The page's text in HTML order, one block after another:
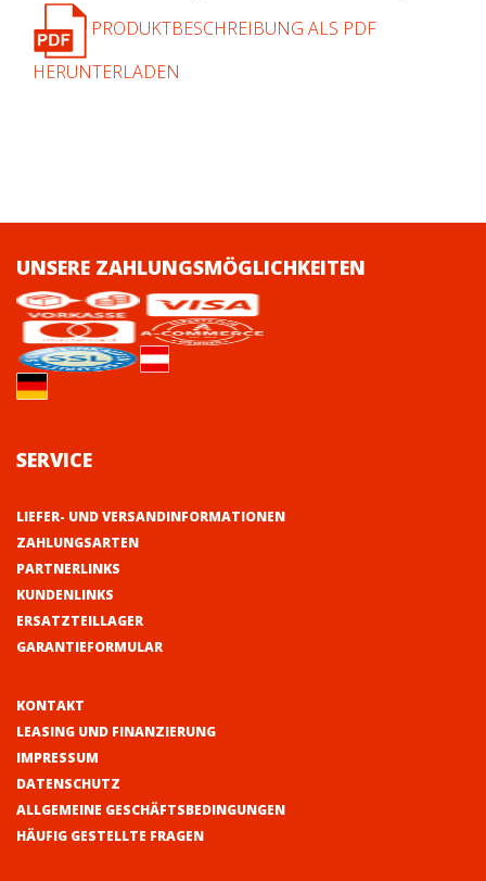
PRODUKTBESCHREIBUNG ALS PDF
HERUNTERLADEN
UNSERE ZAHLUNGSMÖGLICHKEITEN
SERVICE
LIEFER- UND VERSANDINFORMATIONEN
ZAHLUNGSARTEN
PARTNERLINKS
KUNDENLINKS
ERSATZTEILLAGER
GARANTIEFORMULAR
KONTAKT
LEASING UND FINANZIERUNG
IMPRESSUM
DATENSCHUTZ
ALLGEMEINE GESCHÄFTSBEDINGUNGEN
HÄUFIG GESTELLTE FRAGEN